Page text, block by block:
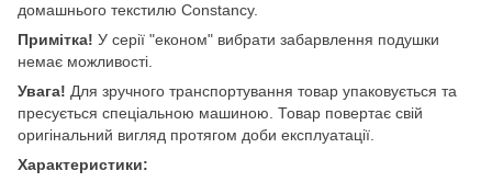
домашнього текстилю Constancy.
Примітка! У серії "економ" вибрати забарвлення подушки
немає можливості.
Увага! Для зручного транспортування товар упаковується та
пресується спеціальною машиною. Товар повертає свій
оригінальний вигляд протягом доби експлуатації.
Характеристики: